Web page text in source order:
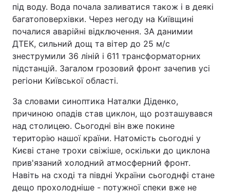
під воду. Вода почала заливатися також і в деякі
багатоповерхівки. Через негоду на Київщині
почалися аварійні відключення. ЗА данимии
ДТЕК, сильний дощ та вітер до 25 м/с
знеструмили 36 ліній і 611 трансформаторних
підстанцій. Загалом грозовий фронт зачепив усі
регіони Київської області.
За словами синоптика Наталки Діденко,
причиною опадів став циклон, що розташувався
над столицею. Сьогодні він вже покине
територію нашої країни. Натомість сьогодні у
Києві стане трохи свіжіше, оскільки до циклона
прив'язаний холодний атмосферний фронт.
Навіть на сході та півдні України сьогоднфі стане
дещо прохолодніше - потужної спеки вже не